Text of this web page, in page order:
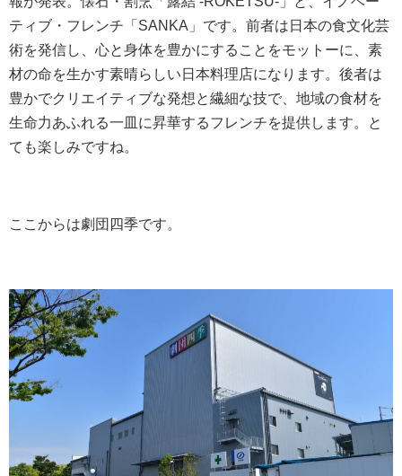
ティブ・フレンチ「SANKA」です。前者は日本の食文化芸
術を発信し、心と身体を豊かにすることをモットーに、素
材の命を生かす素晴らしい日本料理店になります。後者は
豊かでクリエイティブな発想と繊細な技で、地域の食材を
生命力あふれる一皿に昇華するフレンチを提供します。と
ても楽しみですね。
ここからは劇団四季です。